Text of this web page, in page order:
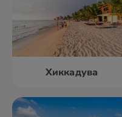
Хиккадува